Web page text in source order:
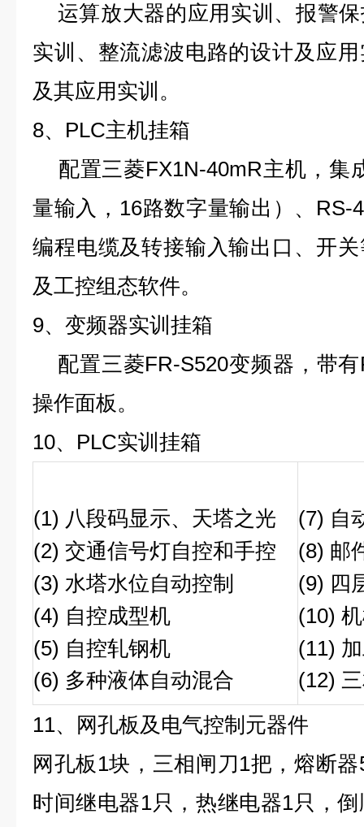
运算放大器的应用实训、报警
实训、整流滤波电路的设计及应
及其应用实训。
8、PLC主机挂箱
配置三菱FX1N-40mR主机，集
量输入，16路数字量输出）、RS-
编程电缆及转接输入输出口、开
及工控组态软件。
9、变频器实训挂箱
配置三菱FR-S520变频器，带有
操作面板。
10、PLC实训挂箱
(1) 八段码显示、天塔之光
(2) 交通信号灯自控和手控
(3) 水塔水位自动控制
(4) 自控成型机
(5) 自控轧钢机
(6) 多种液体自动混合
(7) 自
(8) 邮
(9) 四
(10)
(11)
(12)
11、网孔板及电气控制元器件
网孔板1块，三相闸刀1把，熔断
时间继电器1只，热继电器1只，